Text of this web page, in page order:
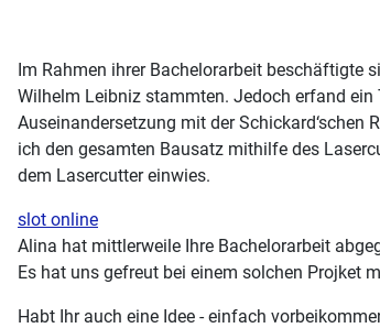
Im Rahmen ihrer Bachelorarbeit beschäftigte
Wilhelm Leibniz stammten. Jedoch erfand
Auseinandersetzung mit der Schickard‘schen
ich den gesamten Bausatz mithilfe des
dem Lasercutter einwies.
slot online
Alina hat mittlerweile Ihre Bachelorarbeit
Es hat uns gefreut bei einem solchen Projket
Habt Ihr auch eine Idee - einfach